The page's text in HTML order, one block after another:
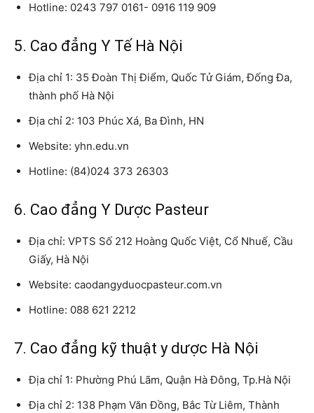
Hotline: 0243 797 0161- 0916 119 909
5. Cao đẳng Y Tế Hà Nội
Địa chỉ 1: 35 Đoàn Thị Điểm, Quốc Tử Giám, Đống Đa,
thành phố Hà Nội
Địa chỉ 2: 103 Phúc Xá, Ba Đình, HN
Website: yhn.edu.vn
Hotline: (84)024 373 26303
6. Cao đẳng Y Dược Pasteur
Địa chỉ: VPTS Số 212 Hoàng Quốc Việt, Cổ Nhuế, Cầu
Giấy, Hà Nội
Website: caodangyduocpasteur.com.vn
Hotline: 088 621 2212
7. Cao đẳng kỹ thuật y dược Hà Nội
Địa chỉ 1: Phường Phú Lãm, Quận Hà Đông, Tp.Hà Nội
Địa chỉ 2: 138 Phạm Văn Đồng, Bắc Từ Liêm, Thành